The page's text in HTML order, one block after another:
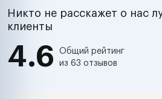
Никто не расскажет о нас
клиенты
4.6
Общий рейтинг
из 63 отзывов